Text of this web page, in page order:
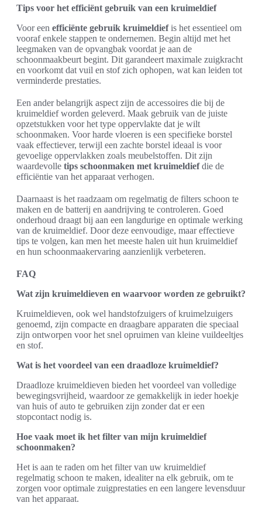
Tips voor het efficiënt gebruik van een kruimeldief
Voor een efficiënte gebruik kruimeldiefis het essentieel om
vooraf enkele stappen te ondernemen. Begin altijd met het
leegmaken van de opvangbak voordat je aan de
schoonmaakbeurt begint. Dit garandeert maximale zuigkracht
en voorkomt dat vuil en stof zich ophopen, wat kan leiden tot
verminderde prestaties.
Een ander belangrijk aspect zijn de accessoires die bij de
kruimeldief worden geleverd. Maak gebruik van de juiste
opzetstukken voor het type oppervlakte dat je wilt
schoonmaken. Voor harde vloeren is een specifieke borstel
vaak effectiever, terwijl een zachte borstel ideaal is voor
gevoelige oppervlakken zoals meubelstoffen. Dit zijn
waardevolle tips schoonmaken met kruimeldiefdie de
efficiëntie van het apparaat verhogen.
Daarnaast is het raadzaam om regelmatig de filters schoon te
maken en de batterij en aandrijving te controleren. Goed
onderhoud draagt bij aan een langdurige en optimale werking
van de kruimeldief. Door deze eenvoudige, maar effectieve
tips te volgen, kan men het meeste halen uit hun kruimeldief
en hun schoonmaakervaring aanzienlijk verbeteren.
FAQ
Wat zijn kruimeldieven en waarvoor worden ze gebruikt?
Kruimeldieven, ook wel handstofzuigers of kruimelzuigers
genoemd, zijn compacte en draagbare apparaten die speciaal
zijn ontworpen voor het snel opruimen van kleine vuildeeltjes
en stof.
Wat is het voordeel van een draadloze kruimeldief?
Draadloze kruimeldieven bieden het voordeel van volledige
bewegingsvrijheid, waardoor ze gemakkelijk in ieder hoekje
van huis of auto te gebruiken zijn zonder dat er een
stopcontact nodig is.
Hoe vaak moet ik het filter van mijn kruimeldief
schoonmaken?
Het is aan te raden om het filter van uw kruimeldief
regelmatig schoon te maken, idealiter na elk gebruik, om te
zorgen voor optimale zuigprestaties en een langere levensduur
van het apparaat.